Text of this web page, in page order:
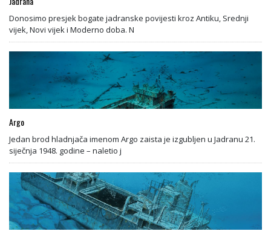
Donosimo presjek bogate jadranske povijesti kroz Antiku, Srednji
vijek, Novi vijek i Moderno doba. N
Argo
Jedan brod hladnjača imenom Argo zaista je izgubljen u Jadranu 21.
siječnja 1948. godine – naletio j